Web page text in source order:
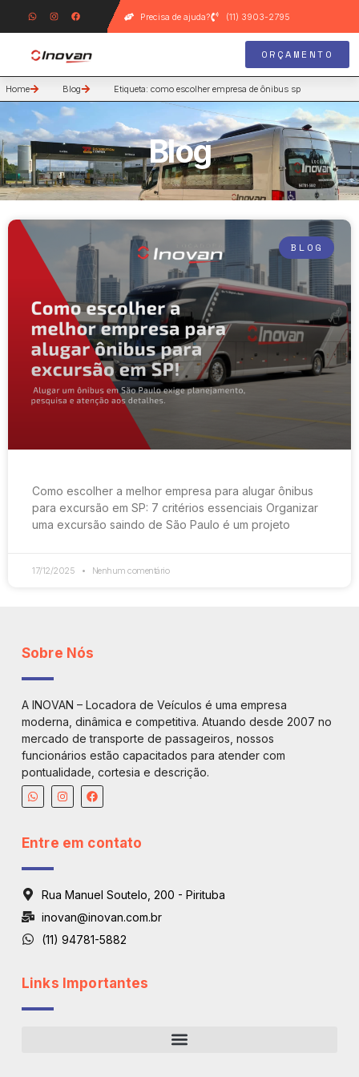
Precisa de ajuda? (11) 3903-2795
ORÇAMENTO
Home Blog Etiqueta: como escolher empresa de ônibus sp
Blog
BLOG
Como escolher a melhor empresa para alugar ônibus
para excursão em SP: 7 critérios essenciais Organizar
uma excursão saindo de São Paulo é um projeto
17/12/2025 Nenhum comentário
Sobre Nós
A INOVAN – Locadora de Veículos é uma empresa
moderna, dinâmica e competitiva. Atuando desde 2007 no
mercado de transporte de passageiros, nossos
funcionários estão capacitados para atender com
pontualidade, cortesia e descrição.
Entre em contato
Rua Manuel Soutelo, 200 - Pirituba
inovan@inovan.com.br
(11) 94781-5882
Links Importantes